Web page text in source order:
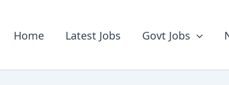
Home Latest Jobs Govt Jobs